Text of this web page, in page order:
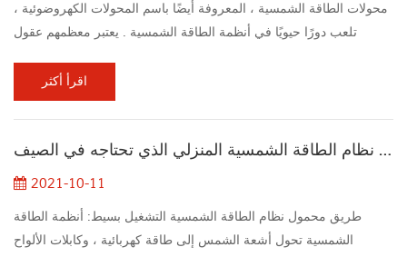
محولات الطاقة الشمسية ، المعروفة أيضًا باسم المحولات الكهروضوئية ،
تلعب دورًا حيويًا في أنظمة الطاقة الشمسية . يعتبر معظمهم عقول
تيار متردد. التيار المباشر هو القوة التي تتدفق في اتجاه واحد في دائرة
وتساعد في توفير التيار عند عدم وجود كهرباء. ما هو دور العواكس
يعمل. ببساطة ...
اقرأ أكثر
قم بتثبيت نظام الطاقة الشمسية المنزلي الذي تحتاجه في الصيف
2021-10-11
طريق محمول نظام الطاقة الشمسية التشغيل بسيط: أنظمة الطاقة
الشمسية تحول أشعة الشمس إلى طاقة كهربائية ، وكابلات الألواح